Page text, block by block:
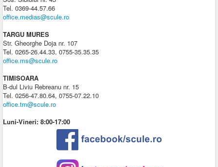
Tel. 0369-44.57.66
office.medias@scule.ro
TARGU MURES
Str. Gheorghe Doja nr. 107
Tel. 0265-26.44.33, 0755-35.35.35
office.ms@scule.ro
TIMISOARA
B-dul Liviu Rebreanu nr. 15
Tel. 0256-47.80.64, 0755-07.22.10
office.tm@scule.ro
Luni-Vineri: 8:00-17:00